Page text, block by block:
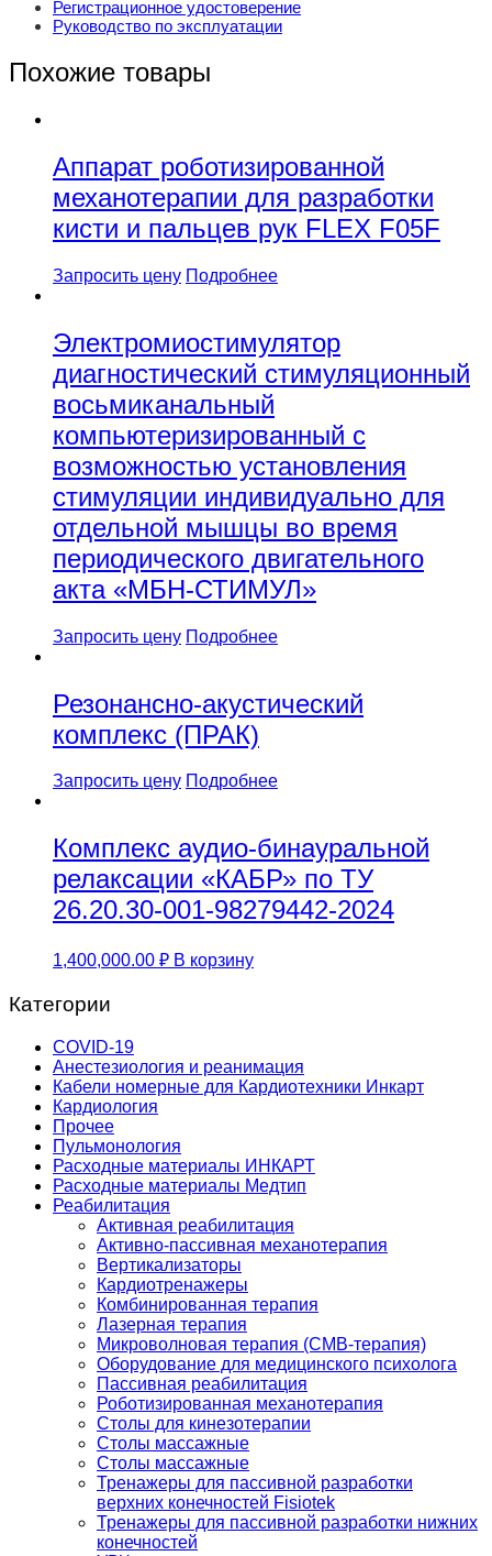
Регистрационное удостоверение
Руководство по эксплуатации
Похожие товары
Аппарат роботизированной
механотерапии для разработки
кисти и пальцев рук FLEX F05F
Запросить цену Подробнее
Электромиостимулятор
диагностический стимуляционный
восьмиканальный
компьютеризированный с
возможностью установления
стимуляции индивидуально для
отдельной мышцы во время
периодического двигательного
акта «МБН-СТИМУЛ»
Запросить цену Подробнее
Резонансно-акустический
комплекс (ПРАК)
Запросить цену Подробнее
Комплекс аудио-бинауральной
релаксации «КАБР» по ТУ
26.20.30-001-98279442-2024
1,400,000.00 ₽ В корзину
Категории
COVID-19
Анестезиология и реанимация
Кабели номерные для Кардиотехники Инкарт
Кардиология
Прочее
Пульмонология
Расходные материалы ИНКАРТ
Расходные материалы Медтип
Реабилитация
Активная реабилитация
Активно-пассивная механотерапия
Вертикализаторы
Кардиотренажеры
Комбинированная терапия
Лазерная терапия
Микроволновая терапия (СМВ-терапия)
Оборудование для медицинского психолога
Пассивная реабилитация
Роботизированная механотерапия
Столы для кинезотерапии
Столы массажные
Столы массажные
Тренажеры для пассивной разработки
верхних конечностей Fisiotek
Тренажеры для пассивной разработки нижних
конечностей